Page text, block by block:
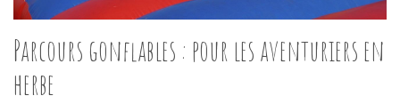
Parcours gonflables : pour les aventuriers en
herbe